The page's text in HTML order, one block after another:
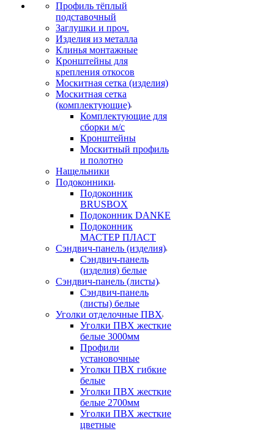
Профиль тёплый
подставочный
Заглушки и проч.
Изделия из металла
Клинья монтажные
Кронштейны для
крепления откосов
Москитная сетка (изделия)
Москитная сетка
(комплектующие)
Комплектующие для
сборки м/с
Кронштейны
Москитный профиль
и полотно
Нащельники
Подоконники
Подоконник
BRUSBOX
Подоконник DANKE
Подоконник
МАСТЕР ПЛАСТ
Сэндвич-панель (изделия)
Сэндвич-панель
(изделия) белые
Сэндвич-панель (листы)
Сэндвич-панель
(листы) белые
Уголки отделочные ПВХ
Уголки ПВХ жесткие
белые 3000мм
Профили
установочные
Уголки ПВХ гибкие
белые
Уголки ПВХ жесткие
белые 2700мм
Уголки ПВХ жесткие
цветные